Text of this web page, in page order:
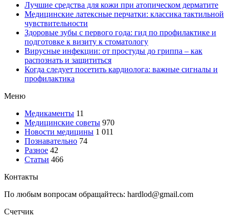
Лучшие средства для кожи при атопическом дерматите
Медицинские латексные перчатки: классика тактильной
чувствительности
Здоровые зубы с первого года: гид по профилактике и
подготовке к визиту к стоматологу
Вирусные инфекции: от простуды до гриппа – как
распознать и защититься
Когда следует посетить кардиолога: важные сигналы и
профилактика
Меню
Медикаменты 11
Медицинские советы 970
Новости медицины 1 011
Познавательно 74
Разное 42
Статьи 466
Контакты
По любым вопросам обращайтесь: hardlod@gmail.com
Счетчик